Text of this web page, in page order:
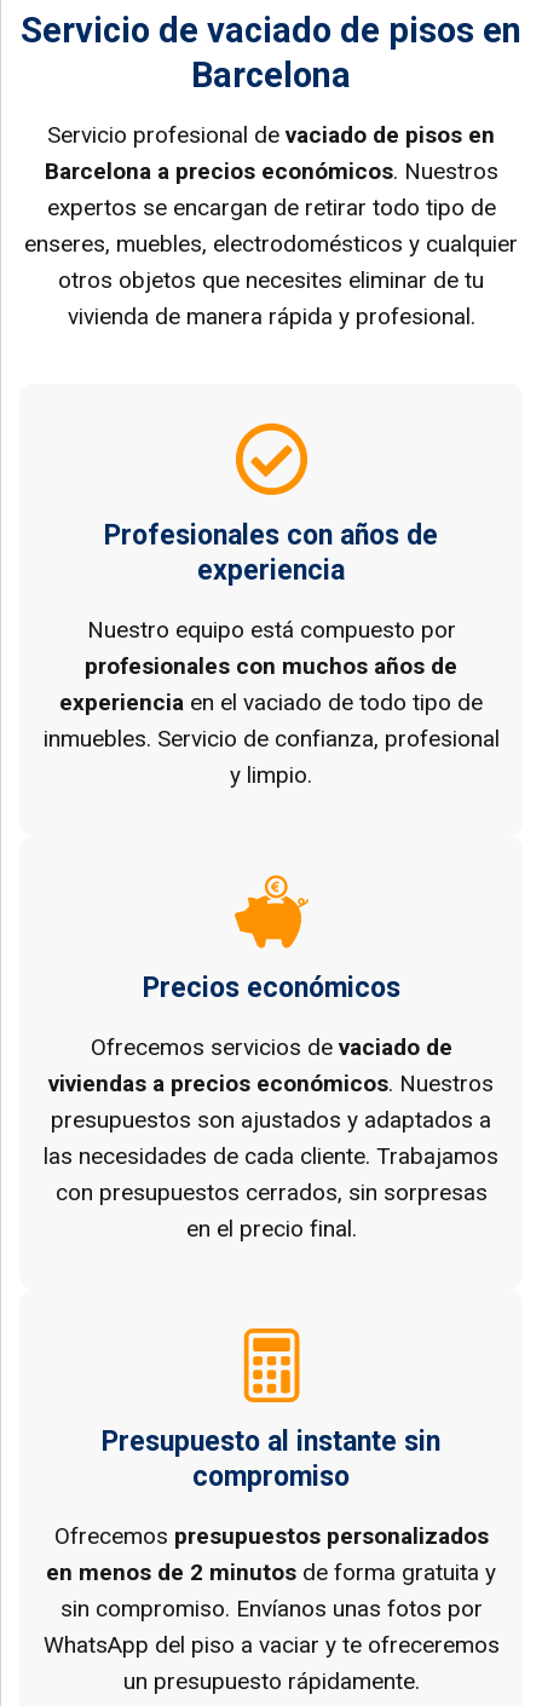
Servicio de vaciado de pisos en
Barcelona
Servicio profesional de vaciado de pisos en
Barcelona a precios económicos. Nuestros
expertos se encargan de retirar todo tipo de
enseres, muebles, electrodomésticos y cualquier
otros objetos que necesites eliminar de tu
vivienda de manera rápida y profesional.
Profesionales con años de
experiencia
Nuestro equipo está compuesto por
profesionales con muchos años de
experiencia en el vaciado de todo tipo de
inmuebles. Servicio de confianza, profesional
y limpio.
Precios económicos
Ofrecemos servicios de vaciado de
viviendas a precios económicos. Nuestros
presupuestos son ajustados y adaptados a
las necesidades de cada cliente. Trabajamos
con presupuestos cerrados, sin sorpresas
en el precio final.
Presupuesto al instante sin
compromiso
Ofrecemos presupuestos personalizados
en menos de 2 minutos de forma gratuita y
sin compromiso. Envíanos unas fotos por
WhatsApp del piso a vaciar y te ofreceremos
un presupuesto rápidamente.